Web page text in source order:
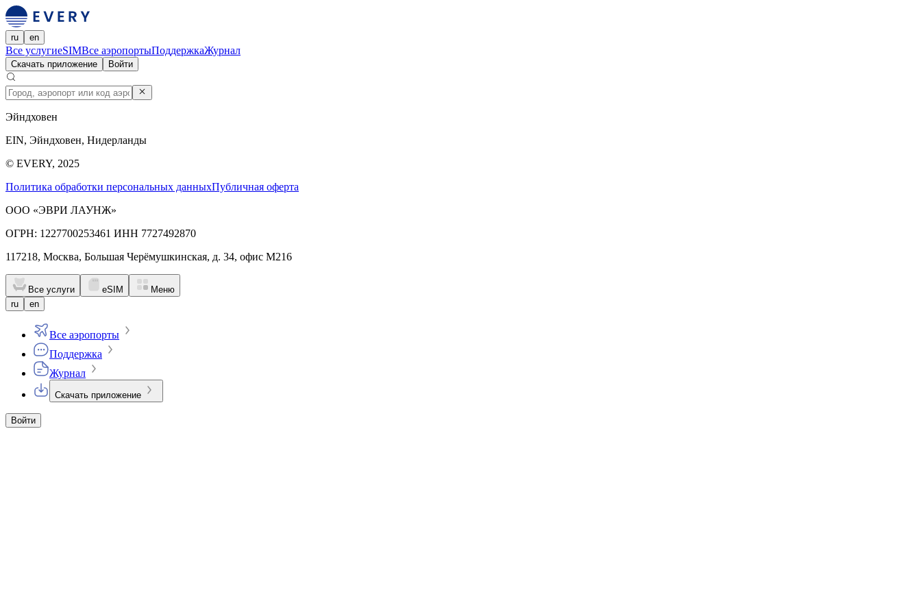
ru en
Все услугиeSIMВсе аэропортыПоддержкаЖурнал
Скачать приложение Войти
Эйндховен
EIN, Эйндховен, Нидерланды
© EVERY, 2025
Политика обработки персональных данныхПубличная оферта
ООО «ЭВРИ ЛАУНЖ»
ОГРН: 1227700253461 ИНН 7727492870
117218, Москва, Большая Черёмушкинская, д. 34, офис М216
Все услуги eSIM
Меню
ru
en
Все аэропорты
Поддержка
Журнал
Скачать приложение
Войти